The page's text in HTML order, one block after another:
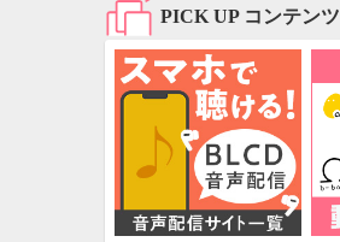
PICK UP コンテンツ